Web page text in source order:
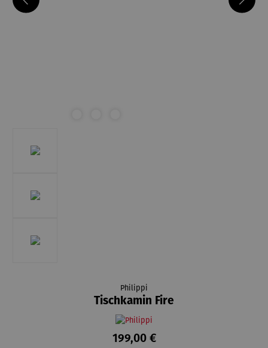
Philippi
Tischkamin Fire
199,00 €